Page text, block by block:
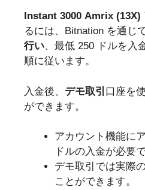
Instant 3000 Amrix (13X)
るには、Bitnation を通じ
行い、最低 250 ドルを入
順に従います。
入金後、 デモ取引 口座を
ができます。
アカウント機能に
ドルの入金が必要で
デモ取引では実際
ことができます。